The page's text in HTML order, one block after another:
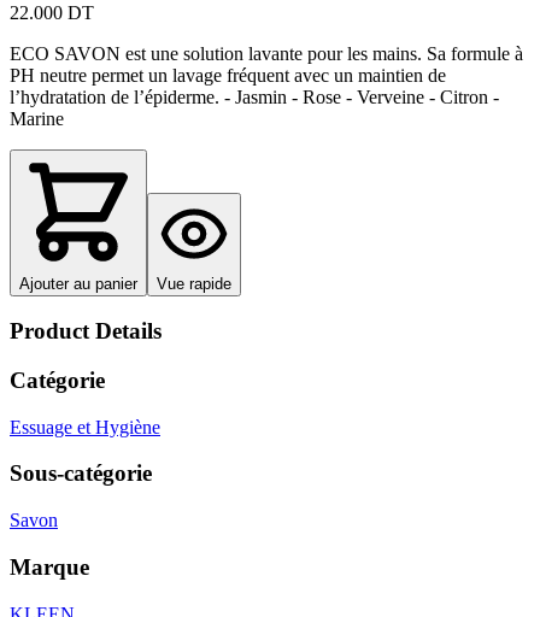
22.000 DT
ECO SAVON est une solution lavante pour les mains. Sa formule à
PH neutre permet un lavage fréquent avec un maintien de
l’hydratation de l’épiderme. - Jasmin - Rose - Verveine - Citron -
Marine
Ajouter au panier Vue rapide
Product Details
Catégorie
Essuage et Hygiène
Sous-catégorie
Savon
Marque